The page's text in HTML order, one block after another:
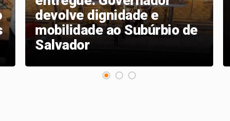
devolve dignidade e
mobilidade ao Subúrbio de
Salvador